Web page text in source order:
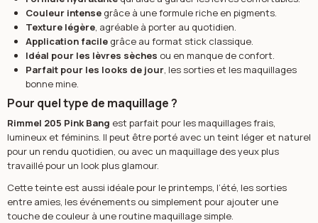
Couleur intensegrâce à une formule riche en pigments.
Texture légère, agréable à porter au quotidien.
Application facilegrâce au format stick classique.
Idéal pour les lèvres sèches ou en manque de confort.
Parfait pour les looks de jour, les sorties et les maquillages
bonne mine.
Pour quel type de maquillage ?
Rimmel 205 Pink Bang est parfait pour les maquillages frais,
lumineux et féminins. Il peut être porté avec un teint léger et naturel
pour un rendu quotidien, ou avec un maquillage des yeux plus
travaillé pour un look plus glamour.
Cette teinte est aussi idéale pour le printemps, l’été, les sorties
entre amies, les événements ou simplement pour ajouter une
touche de couleur à une routine maquillage simple.